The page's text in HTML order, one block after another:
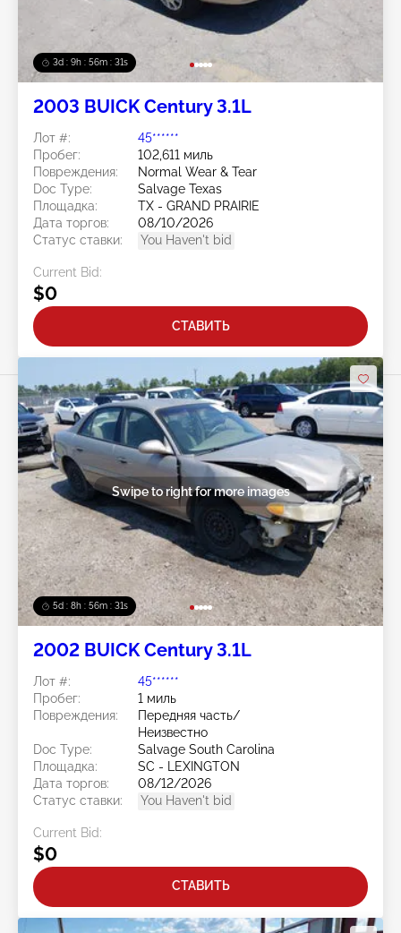
3d : 9h : 56m : 28s
2003 BUICK Century 3.1L
Лот #:
45******
Пробег:
102,611 миль
Повреждения:
Normal Wear & Tear
Doc Type:
Salvage Texas
Площадка:
TX - GRAND PRAIRIE
Дата торгов:
08/10/2026
Статус ставки:
You Haven't bid
Current Bid:
$0
СТАВИТЬ
5d : 8h : 56m : 28s
Swipe to right for more images
2002 BUICK Century 3.1L
Лот #:
45******
Пробег:
1 миль
Повреждения:
Передняя часть/
Неизвестно
Doc Type:
Salvage South Carolina
Площадка:
SC - LEXINGTON
Дата торгов:
08/12/2026
Статус ставки:
You Haven't bid
Current Bid:
$0
СТАВИТЬ